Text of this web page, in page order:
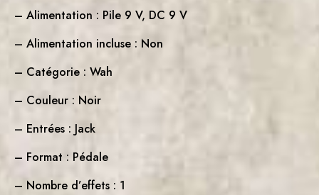
– Alimentation : Pile 9 V, DC 9 V
– Alimentation incluse : Non
– Catégorie : Wah
– Couleur : Noir
– Entrées : Jack
– Format : Pédale
– Nombre d’effets : 1